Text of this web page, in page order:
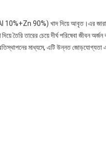
90%) খাদ দিয়ে আবৃত।এর জারা
তৈরি তারের চেয়ে দীর্ঘ পরিষেবা জীবন
মাধ্যমে, এটি উন্নত জোড়যোগ্যতা